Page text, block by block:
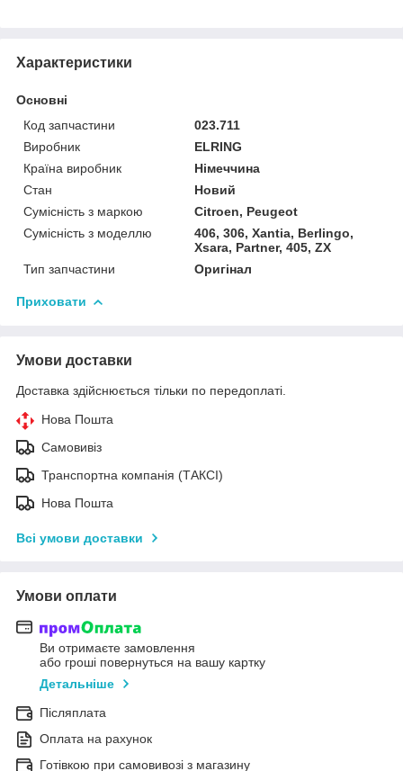
Характеристики
Основні
Код запчастини
023.711
Виробник
ELRING
Країна виробник
Німеччина
Стан
Новий
Сумісність з маркою
Citroen, Peugeot
Сумісність з моделлю
406, 306, Xantia, Berlingo,
Xsara, Partner, 405, ZX
Тип запчастини
Оригінал
Приховати
Умови доставки
Доставка здійснюється тільки по передоплаті.
Нова Пошта
Самовивіз
Транспортна компанія (ТАКСІ)
Нова Пошта
Всі умови доставки
Умови оплати
Ви отримаєте замовлення
або гроші повернуться на вашу картку
Детальніше
Післяплата
Оплата на рахунок
Готівкою при самовивозі з магазину